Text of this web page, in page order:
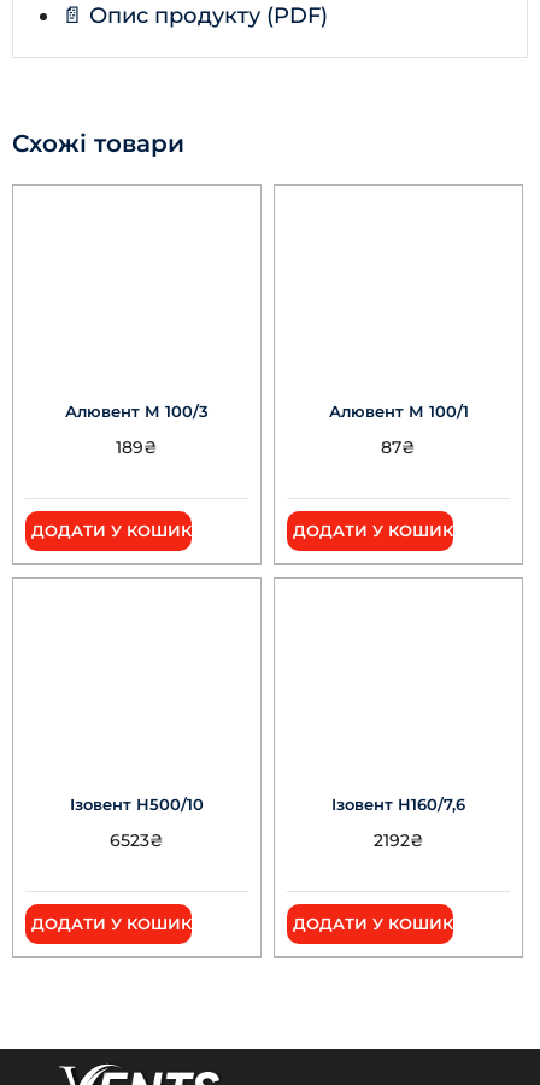
📄 Опис продукту (PDF)
Схожі товари
Алювент М 100/3
189₴
ДОДАТИ У КОШИК
Алювент М 100/1
87₴
ДОДАТИ У КОШИК
Ізовент Н500/10
6523₴
ДОДАТИ У КОШИК
Ізовент Н160/7,6
2192₴
ДОДАТИ У КОШИК